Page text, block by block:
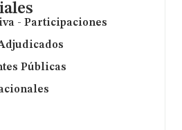
- Participaciones
Públicas